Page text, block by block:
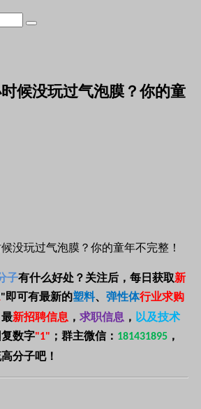
候没玩过气泡膜？你的童
子有什么好处？关注后，每日获取新
" 即可有最新的塑料、 弹性体行业求购
新招聘信息 ， 求职信息 ， 以及技术
复数字"1" ； 群主微信： 181431895 ，
分子吧！